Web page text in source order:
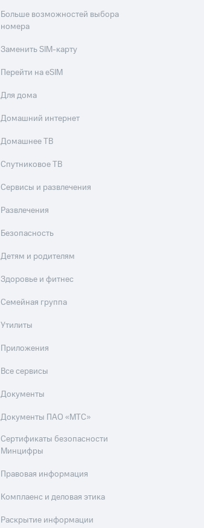
Больше возможностей выбора
номера
Заменить SIM-карту
Перейти на eSIM
Для дома
Домашний интернет
Домашнее ТВ
Спутниковое ТВ
Сервисы и развлечения
Развлечения
Безопасность
Детям и родителям
Здоровье и фитнес
Семейная группа
Утилиты
Приложения
Все сервисы
Документы
Документы ПАО «МТС»
Сертификаты безопасности
Минцифры
Правовая информация
Комплаенс и деловая этика
Раскрытие информации